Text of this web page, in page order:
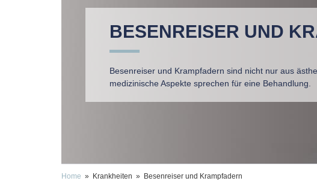
BESENREISER UND
Besenreiser und Krampfadern sind nicht nur aus
medizinische Aspekte sprechen für eine Behandlung.
Home » Krankheiten » Besenreiser und Krampfadern